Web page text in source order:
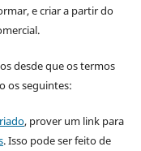
e criar a partir do
desde que os termos
os seguintes:
, prover um link para
. Isso pode ser feito de